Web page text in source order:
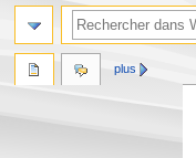
plus